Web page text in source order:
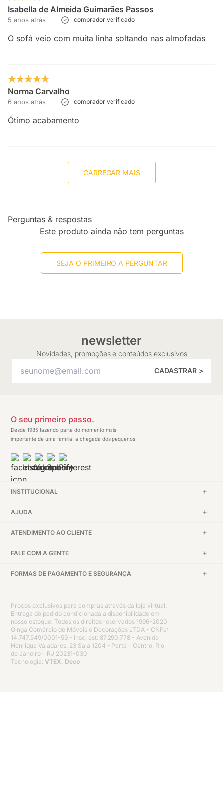
Isabella de Almeida Guimarães Passos
5 anos atrás comprador verificado
O sofá veio com muita linha soltando nas almofadas
Norma Carvalho
6 anos atrás comprador verificado
Ótimo acabamento
CARREGAR MAIS
Perguntas & respostas
Este produto ainda não tem perguntas
SEJA O PRIMEIRO A PERGUNTAR
newsletter
Novidades, promoções e conteúdos exclusivos
CADASTRAR >
O seu primeiro passo.
Desde 1985 fazendo parte do momento mais
importante de uma família: a chegada dos pequenos.
INSTITUCIONAL
AJUDA
ATENDIMENTO AO CLIENTE
FALE COM A GENTE
FORMAS DE PAGAMENTO E SEGURANÇA
Preços exclusivos para compras através da loja virtual.
Entrega do pedido condicionada a disponibilidade em
nosso estoque. Todos os direitos reservados 1996-2020
Ginga Comércio de Móveis e Decorações LTDA - CNPJ:
14.747.549/0001-59 - Insc. est: 87.290.778 - Avenida
Henrique Valadares, 23 Sala 1204 - Parte - Centro, Rio
de Janeiro - RJ 20231-030
Tecnologia: VTEX, Deco